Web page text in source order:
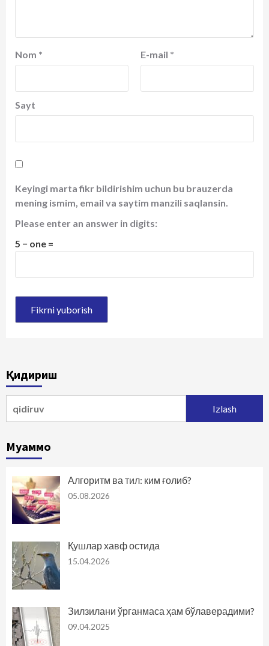
Nom * E-mail *
Sayt
Keyingi marta fikr bildirishim uchun bu brauzerda
mening ismim, email va saytim manzili saqlansin.
Please enter an answer in digits:
5 − one =
Қидириш
Муаммо
Алгоритм ва тил: ким ғолиб?
05.08.2026
Қушлар хавф остида
15.04.2026
Зилзилани ўрганмаса ҳам бўлаверадими?
09.04.2025